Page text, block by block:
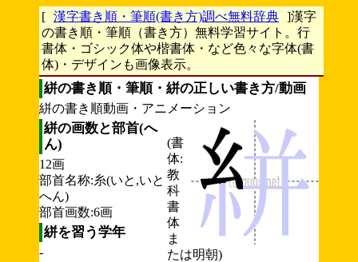
[ 漢字書き順・筆順(書き方)調べ無料辞典 ]漢字
の書き順・筆順（書き方）無料学習サイト。行
書体・ゴシック体や楷書体・など色々な字体(書
体)・デザインも画像表示。
絣の書き順・筆順・絣の正しい書き方/動画
絣の書き順動画・アニメーション
(書
体:
教
科
書
体
ま
たは明朝)
絣の画数と部首(へ
ん)
12画
部首名称:糸(いと,いと
へん)
部首画数:6画
絣を習う学年
-